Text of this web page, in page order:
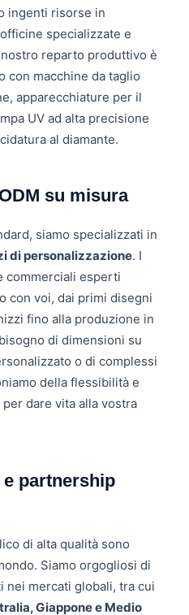
ingenti risorse in
specializzate e
reparto produttivo è
con macchine da taglio
apparecchiature per il
UV ad alta precisione
al diamante.
su misura
siamo specializzati in
di personalizzazione. I
commerciali esperti
con voi, dai primi disegni
fino alla produzione in
di dimensioni su
o di complessi
della flessibilità e
dare vita alla vostra
e partnership
di alta qualità sono
Siamo orgogliosi di
mercati globali, tra cui
Giappone e Medio